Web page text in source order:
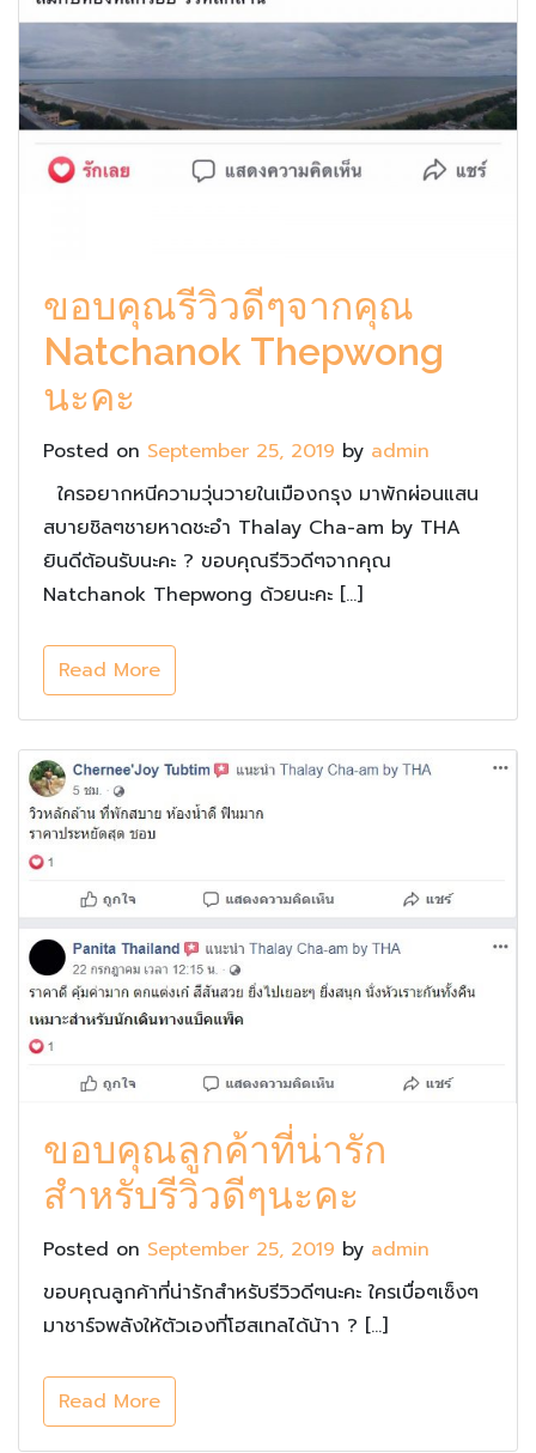
ขอบคุณรีวิวดีๆจากคุณ
Natchanok Thepwong
นะคะ
Posted on September 25, 2019 by admin
ใครอยากหนีความวุ่นวายในเมืองกรุง มาพักผ่อนแสน
สบายชิลๆชายหาดชะอำ Thalay Cha-am by THA
ยินดีต้อนรับนะคะ ? ขอบคุณรีวิวดีๆจากคุณ
Natchanok Thepwong ด้วยนะคะ […]
Read More
ขอบคุณลูกค้าที่น่ารัก
สำหรับรีวิวดีๆนะคะ
Posted on September 25, 2019 by admin
ขอบคุณลูกค้าที่น่ารักสำหรับรีวิวดีๆนะคะ ใครเบื่อๆเซ็งๆ
มาชาร์จพลังให้ตัวเองที่โฮสเทลได้น้าา ? […]
Read More